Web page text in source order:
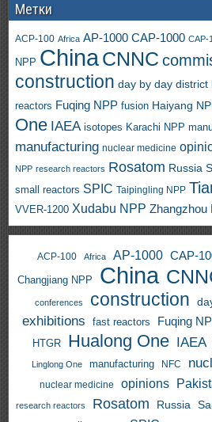
Метки
ACP-100 Africa AP-1000 CAP-1000 CAP-
NPP ChinaCNNC
construction day by day district
reactors Fuqing NPP fusion Haiyang
One IAEA isotopes Karachi NPP
manufacturing nuclear medicine
NPP research reactors Rosatom Russia
small reactors SPIC Taipingling NPP
VVER-1200 Xudabu NPP Zhangzhou
ACP-100 Africa AP-1000 CAP-
Changjiang NPP China
conferences construction
exhibitions fast reactors Fuqing
HTGR Hualong One IAEA
Linglong One manufacturing NFC
nuclear medicine opinions
research reactors Rosatom Russia